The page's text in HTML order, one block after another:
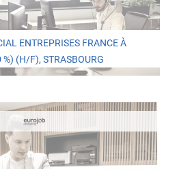
ENTREPRISES FRANCE À
(H/F), STRASBOURG